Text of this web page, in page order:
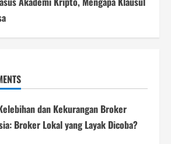
dan Kekurangan Broker
Broker Lokal yang Layak Dicoba?